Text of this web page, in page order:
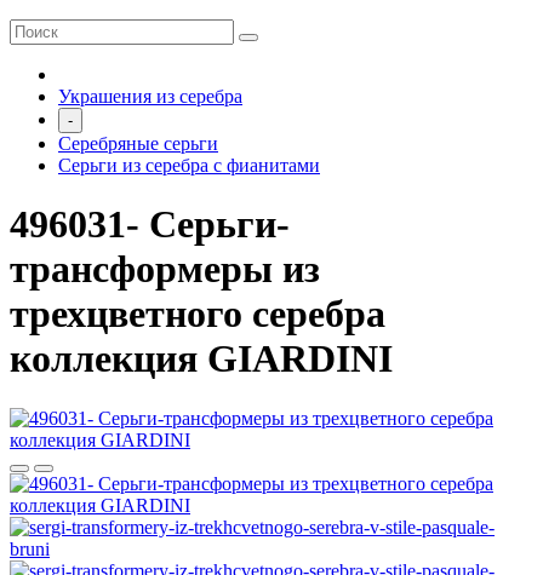
Украшения из серебра
-
Серебряные серьги
Серьги из серебра с фианитами
496031- Серьги-
трансформеры из
трехцветного серебра
коллекция GIARDINI